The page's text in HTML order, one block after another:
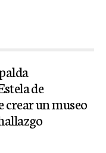
de
crear un museo